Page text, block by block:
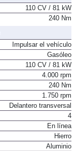
110 CV / 81 kW
240 Nm
Impulsar el vehículo
Gasóleo
110 CV / 81 kW
4.000 rpm
240 Nm
1.750 rpm
Delantero transversal
4
En línea
Hierro
Aluminio